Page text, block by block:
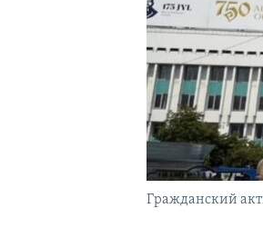
Гражданский